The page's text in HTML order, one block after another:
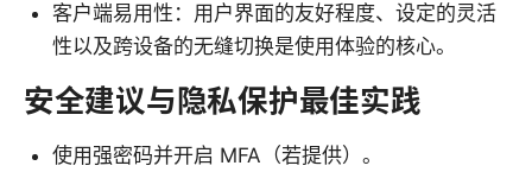
客户端易用性：用户界面的友好程度、设定的灵活
性以及跨设备的无缝切换是使用体验的核心。
安全建议与隐私保护最佳实践
使用强密码并开启 MFA（若提供）。